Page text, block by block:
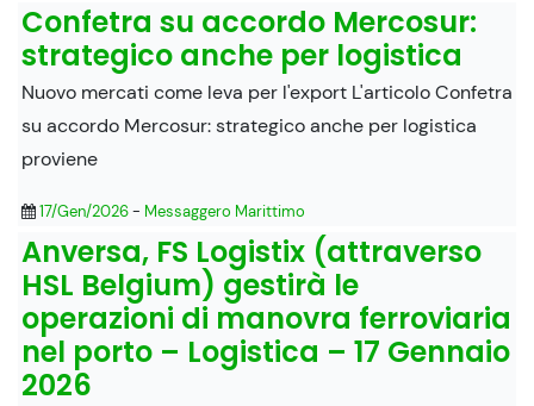
Confetra su accordo Mercosur:
strategico anche per logistica
Nuovo mercati come leva per l'export L'articolo Confetra
su accordo Mercosur: strategico anche per logistica
proviene
17/Gen/2026- Messaggero Marittimo
Anversa, FS Logistix (attraverso
HSL Belgium) gestirà le
operazioni di manovra ferroviaria
nel porto – Logistica – 17 Gennaio
2026